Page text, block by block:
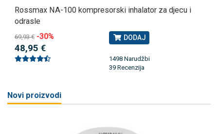
Rossmax NA-100 kompresorski inhalator za djecu i
odrasle
69,93 € -30%
48,95 €
DODAJ
1498 Narudžbi
39 Recenzija
Novi proizvodi